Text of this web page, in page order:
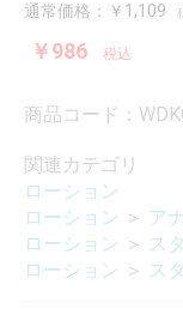
通常価格：￥1,109
￥986 税込
商品コード：
関連カテゴリ
ローション
ローション ＞ ア
ローション ＞ ス
ローション ＞ ス